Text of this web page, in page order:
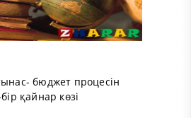
бюджет процесін
қайнар көзі